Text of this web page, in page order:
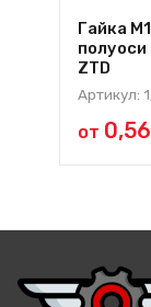
Гайка
ZTD
Артикул:
от 0,56